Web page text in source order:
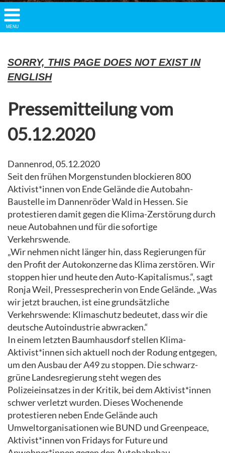
Show/
Hide
MENU
SORRY, THIS PAGE DOES NOT EXIST IN
ENGLISH
Pressemitteilung vom
05.12.2020
Dannenrod, 05.12.2020
Seit den frühen Morgenstunden blockieren 800
Aktivist*innen von Ende Gelände die Autobahn-
Baustelle im Dannenröder Wald in Hessen. Sie
protestieren damit gegen die Klima-Zerstörung durch
neue Autobahnen und für die sofortige
Verkehrswende.
„Wir nehmen nicht länger hin, dass Regierungen für
den Profit der Autokonzerne das Klima zerstören. Wir
stoppen hier und heute den Auto-Kapitalismus.“, sagt
Ronja Weil, Pressesprecherin von Ende Gelände. „Was
wir jetzt brauchen, ist eine grundsätzliche
Verkehrswende: Klimaschutz bedeutet, dass wir die
deutsche Autoindustrie abwracken.“
In einem letzten Baumhausdorf stellen Klima-
Aktivist*innen sich aktuell noch der Rodung entgegen,
um den Ausbau der A49 zu stoppen. Die schwarz-
grüne Landesregierung steht wegen des
Polizeieinsatzes in der Kritik, bei dem Aktivist*innen
schwer verletzt wurden. Dieses Wochenende
protestieren neben Ende Gelände auch
Umweltorganisationen wie BUND und Greenpeace,
Aktivist*innen von Fridays for Future und